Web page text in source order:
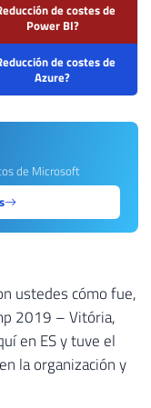
de costes de
Power BI?
de costes de
Azure?
de Microsoft
ustedes cómo fue,
2019 – Vitória,
en ES y tuve el
la organización y